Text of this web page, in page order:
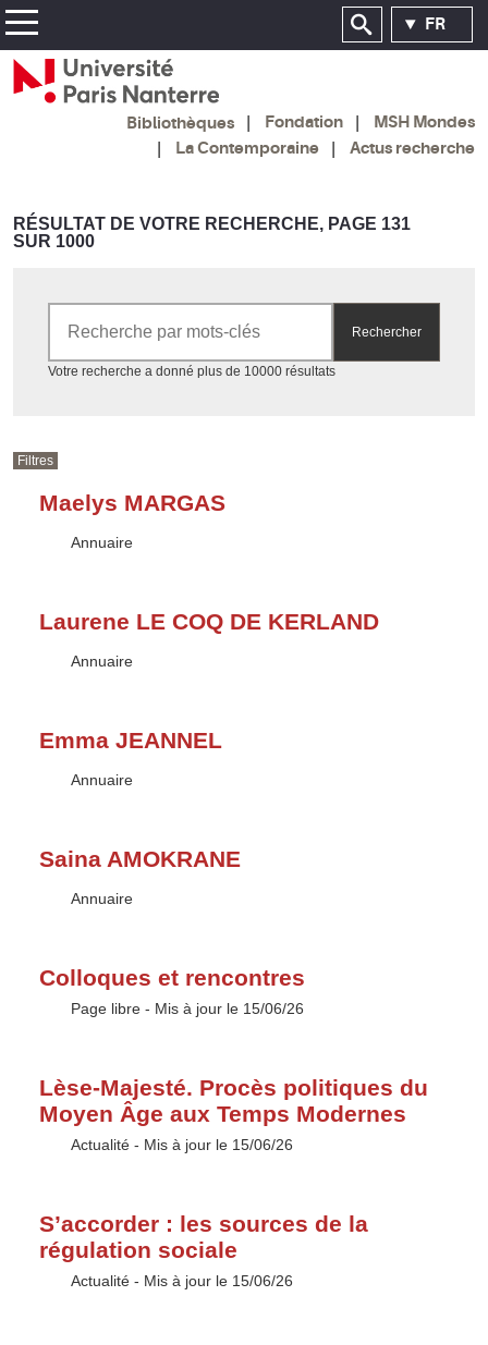
FR
Bibliothèques Fondation
MSH Mondes
La Contemporaine
Actus recherche
RÉSULTAT DE VOTRE RECHERCHE, PAGE 131
SUR 1000
Rechercher
Votre recherche a donné plus de 10000 résultatsAccéder aux résultats
Filtres
Maelys MARGAS
Type :
Annuaire
Laurene LE COQ DE KERLAND
Type :
Annuaire
Emma JEANNEL
Type :
Annuaire
Saina AMOKRANE
Type :
Annuaire
Colloques et rencontres
Type :
Page libre - Mis à jour le 15/06/26
Lèse-Majesté. Procès politiques du
Moyen Âge aux Temps Modernes
Type :
Actualité - Mis à jour le 15/06/26
S’accorder : les sources de la
régulation sociale
Type :
Actualité - Mis à jour le 15/06/26